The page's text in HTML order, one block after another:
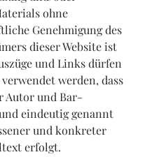
ohne
Genehmigung des
dieser Website ist
und Links dürfen
werden, dass
Autor und Bar-
eindeutig genannt
und konkreter
erfolgt.